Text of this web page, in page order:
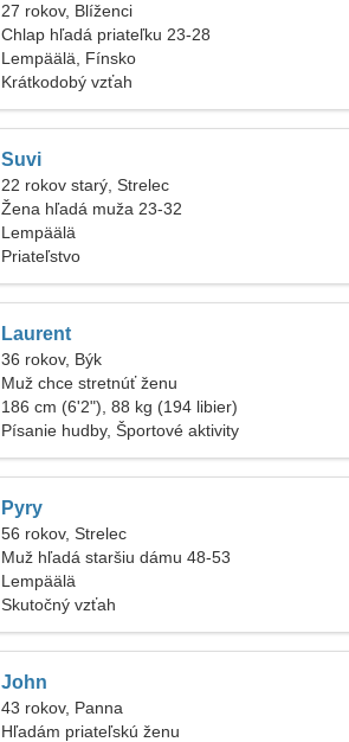
27 rokov, Blíženci
Chlap hľadá priateľku 23-28
Lempäälä, Fínsko
Krátkodobý vzťah
Suvi
22 rokov starý, Strelec
Žena hľadá muža 23-32
Lempäälä
Priateľstvo
Laurent
36 rokov, Býk
Muž chce stretnúť ženu
186 cm (6'2"), 88 kg (194 libier)
Písanie hudby, Športové aktivity
Pyry
56 rokov, Strelec
Muž hľadá staršiu dámu 48-53
Lempäälä
Skutočný vzťah
John
43 rokov, Panna
Hľadám priateľskú ženu